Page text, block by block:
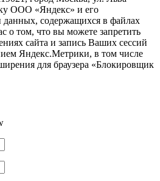
ООО «Яндекс» и его
содержащихся в файлах
о том, что вы можете запретить
сайта и запись Ваших сессий
Яндекс.Метрики, в том числе
для браузера «Блокировщик